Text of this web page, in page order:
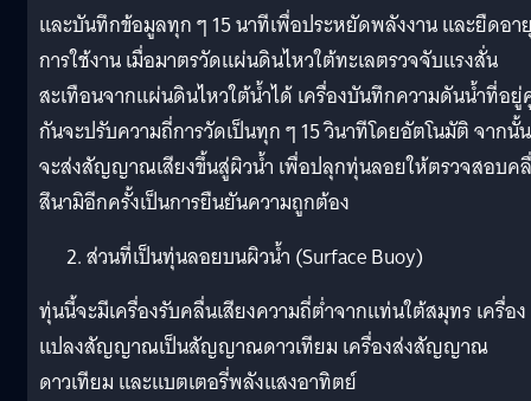
และบันทึกข้อมูลทุก ๆ 15 นาทีเพื่อประหยัดพลังงาน และยืดอา
การใช้งาน เมื่อมาตรวัดแผ่นดินไหวใต้ทะเลตรวจจับแรงสั่น
สะเทือนจากแผ่นดินไหวใต้น้ำได้ เครื่องบันทึกความดันน้ำที่อยู่
กันจะปรับความถี่การวัดเป็นทุก ๆ 15 วินาทีโดยอัตโนมัติ จากนั้น
จะส่งสัญญาณเสียงขึ้นสู่ผิวน้ำ เพื่อปลุกทุ่นลอยให้ตรวจสอบค
สึนามิอีกครั้งเป็นการยืนยันความถูกต้อง
ส่วนที่เป็นทุ่นลอยบนผิวน้ำ (Surface Buoy)
ทุ่นนี้จะมีเครื่องรับคลื่นเสียงความถี่ต่ำจากแท่นใต้สมุทร เครื่อง
แปลงสัญญาณเป็นสัญญาณดาวเทียม เครื่องส่งสัญญาณ
ดาวเทียม และแบตเตอรี่พลังแสงอาทิตย์